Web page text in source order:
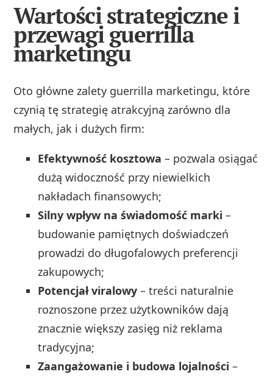
Wartości strategiczne i
przewagi guerrilla
marketingu
Oto główne zalety guerrilla marketingu, które
czynią tę strategię atrakcyjną zarówno dla
małych, jak i dużych firm:
Efektywność kosztowa – pozwala osiągać
dużą widoczność przy niewielkich
nakładach finansowych;
Silny wpływ na świadomość marki –
budowanie pamiętnych doświadczeń
prowadzi do długofalowych preferencji
zakupowych;
Potencjał viralowy – treści naturalnie
roznoszone przez użytkowników dają
znacznie większy zasięg niż reklama
tradycyjna;
Zaangażowanie i budowa lojalności –